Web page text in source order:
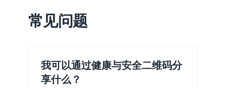
常见问题
我可以通过健康与安全二维码分
享什么？